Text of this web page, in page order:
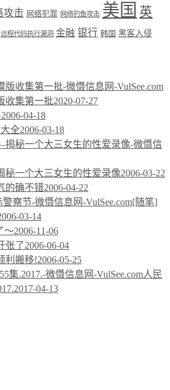
攻击 网络犯罪 网络钓鱼攻击 美国 英
远程代码执行漏洞 金融 银行 韩国 黑客入侵
收集第一批2020-07-27
2006-04-18
全2006-03-18
一个大三女生的性爱录像2006-03-22
的确不错2006-04-22
[随笔]
03-14
～2006-11-06
张了2006-06-04
利搬移!2006-05-25
人民
2017-04-13